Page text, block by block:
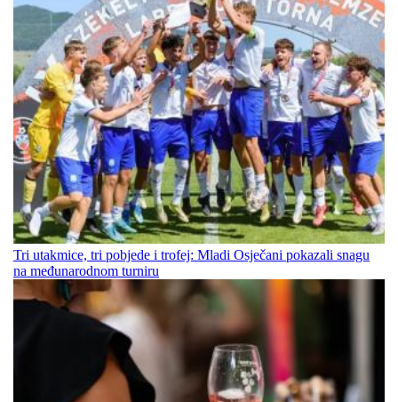
Tri utakmice, tri pobjede i trofej: Mladi Osječani pokazali snagu
na međunarodnom turniru